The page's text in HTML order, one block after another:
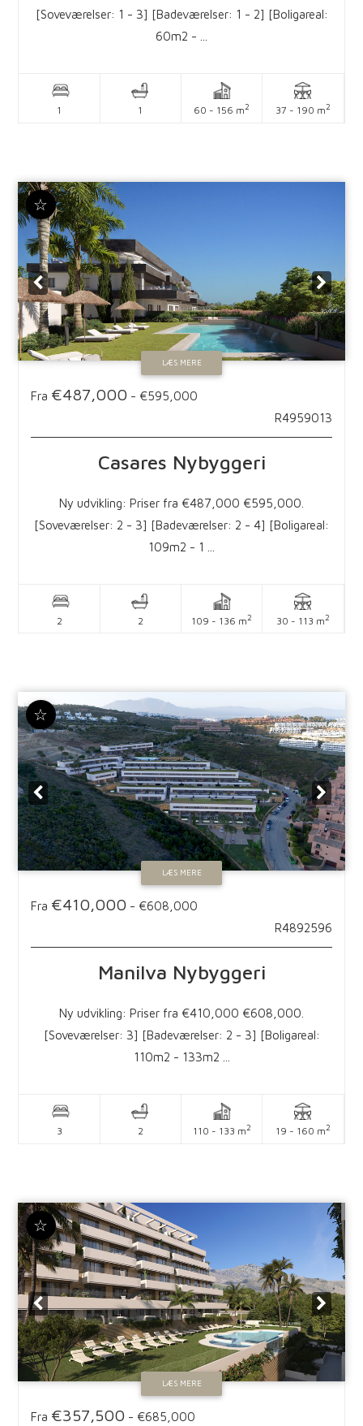
[Soveværelser: 1 - 3] [Badeværelser: 1 - 2] [Boligareal:
60m2 - ...
1 1 60 - 156 m2 37 - 190 m2
☆
LÆS MERE
Fra €487,000 - €595,000
R4959013
Casares Nybyggeri
Ny udvikling: Priser fra €487,000 €595,000.
[Soveværelser: 2 - 3] [Badeværelser: 2 - 4] [Boligareal:
109m2 - 1 ...
2 2 109 - 136 m2 30 - 113 m2
☆
LÆS MERE
Fra €410,000 - €608,000
R4892596
Manilva Nybyggeri
Ny udvikling: Priser fra €410,000 €608,000.
[Soveværelser: 3] [Badeværelser: 2 - 3] [Boligareal:
110m2 - 133m2 ...
3 2 110 - 133 m2 19 - 160 m2
☆
LÆS MERE
Fra €357,500 - €685,000